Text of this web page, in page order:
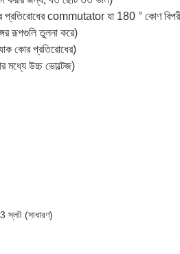
প্রতিরোধের commutator যা 180 ° কোণ
রূপগুলি তুলনা করে)
কোর প্রতিরোধের)
মধ্যে উচ্চ ভোল্টেজ)
(সাধারণ)